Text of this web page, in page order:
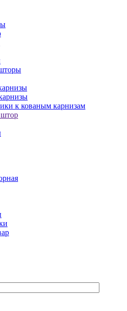
к кованым карнизам